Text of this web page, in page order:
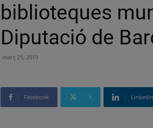
biblioteques
Diputació de
març 25, 2019
Facebook X Linkedin